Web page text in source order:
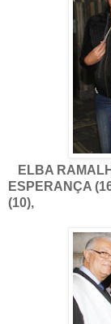
ELBA
ESPERANÇA
(10),